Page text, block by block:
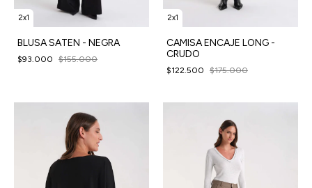
2x1
BLUSA SATEN - NEGRA
$93.000 $155.000
2x1
CAMISA ENCAJE LONG -
CRUDO
$122.500 $175.000